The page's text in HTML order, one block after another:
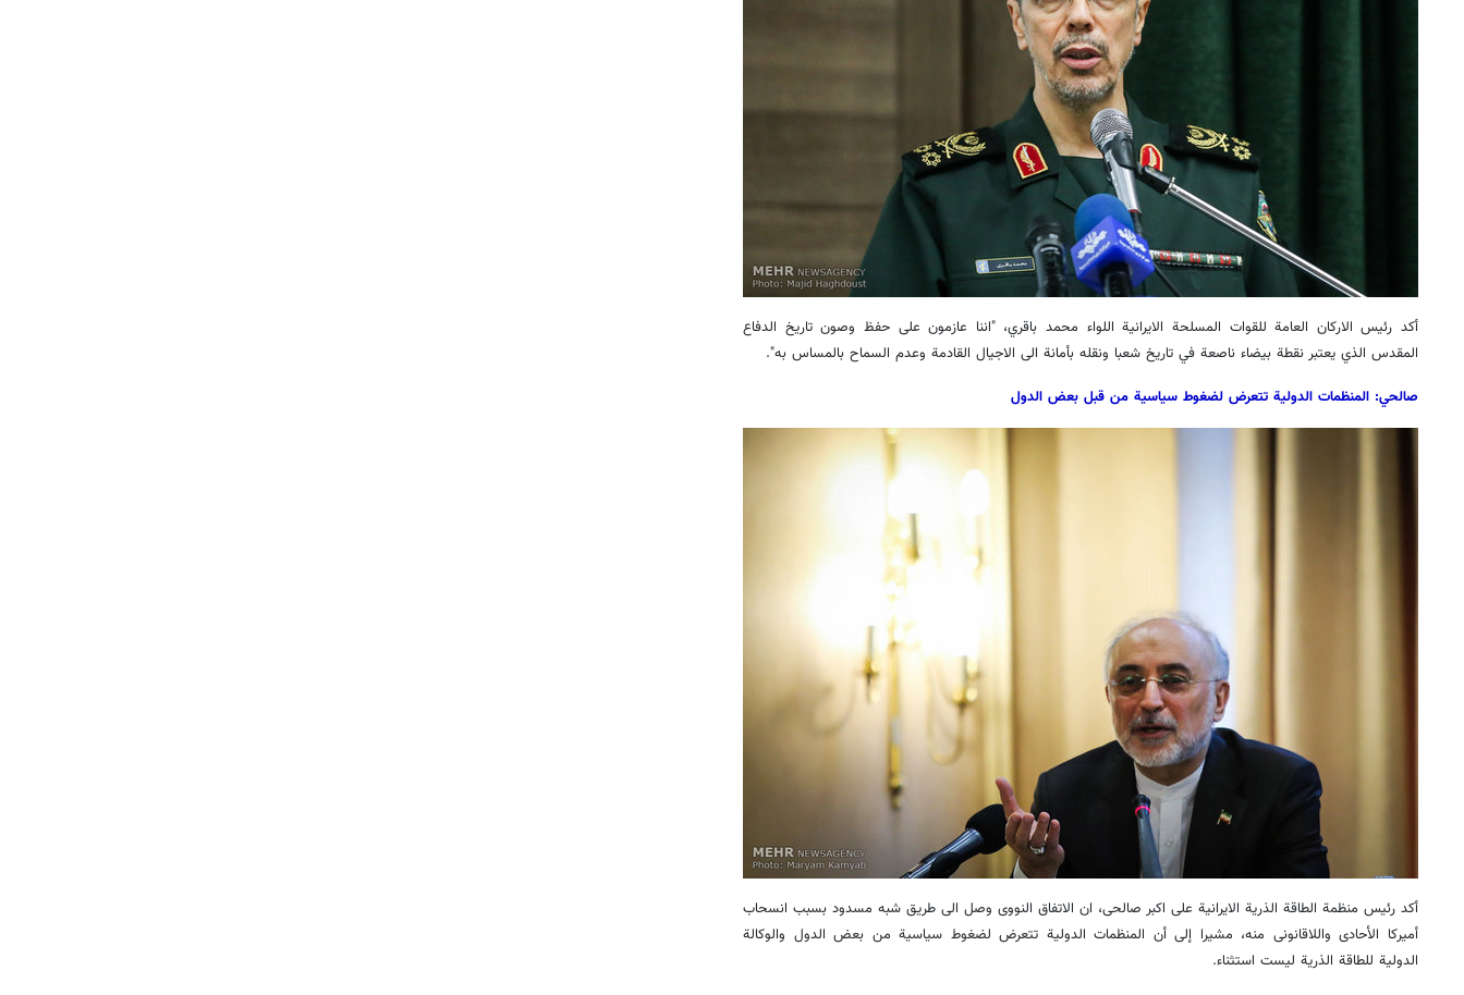
أكد رئيس الاركان العامة للقوات المسلحة الايرانية اللواء محمد باقري، "اننا عازمون على حفظ وصون تاريخ الدفاع
المقدس الذي يعتبر نقطة بيضاء ناصعة في تاريخ شعبا ونقله بأمانة الى الاجيال القادمة وعدم السماح بالمساس به".
صالحي: المنظمات الدولیة تتعرض لضغوط سیاسیة من قبل بعض الدول
أکد رئیس منظمة الطاقة الذریة الایرانیة علی اکبر صالحی، ان الاتفاق النووی وصل الی طریق شبه مسدود بسبب انسحاب
أمیرکا الأحادی واللاقانونی منه، مشیرا إلی أن المنظمات الدولیة تتعرض لضغوط سیاسیة من بعض الدول والوکالة
الدولیة للطاقة الذریة لیست استثناء.